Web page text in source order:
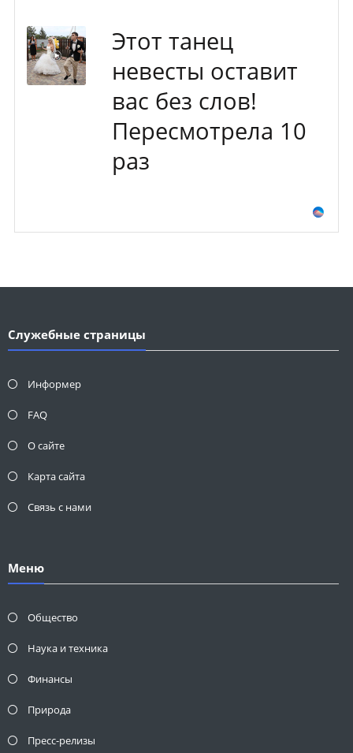
Этот танец
невесты оставит
вас без слов!
Пересмотрела 10
раз
Служебные страницы
Информер
FAQ
О сайте
Карта сайта
Связь с нами
Меню
Общество
Наука и техника
Финансы
Природа
Пресс-релизы